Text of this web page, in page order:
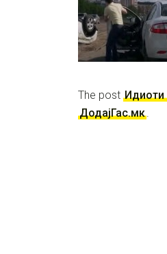
The post
ДодајГас.мк.